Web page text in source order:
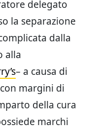
delegato
la separazione
dalla
alla
– a causa di
margini di
della cura
marchi